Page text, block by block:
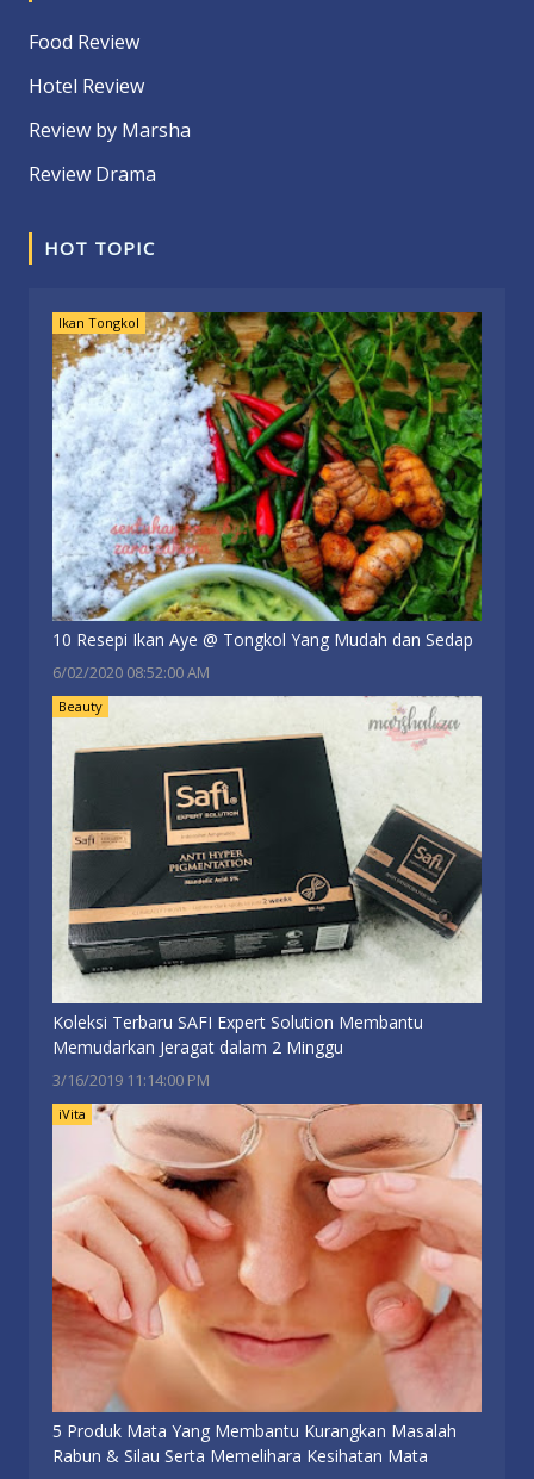
Food Review
Hotel Review
Review by Marsha
Review Drama
HOT TOPIC
Ikan Tongkol
10 Resepi Ikan Aye @ Tongkol Yang Mudah dan Sedap
6/02/2020 08:52:00 AM
Beauty
Koleksi Terbaru SAFI Expert Solution Membantu
Memudarkan Jeragat dalam 2 Minggu
3/16/2019 11:14:00 PM
iVita
5 Produk Mata Yang Membantu Kurangkan Masalah
Rabun & Silau Serta Memelihara Kesihatan Mata